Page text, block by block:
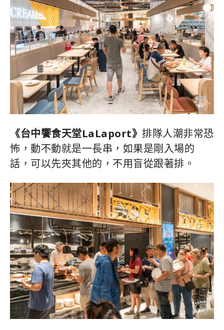
《台中饗食天堂LaLaport》 排隊人潮非常恐
怖，動不動就是一長串，如果是剛入場的
話，可以先夾其他的，不用盲從跟著排。